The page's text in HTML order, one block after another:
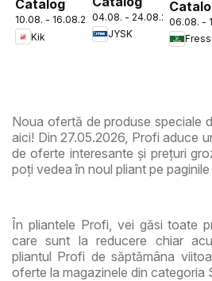
Catalog
10.08. - 16.08.2026
Kik
04.08. - 24.08.2026
JYSK
06.08. -
Noua ofertă de produse speciale
aici! Din 27.05.2026, Profi aduce
de oferte interesante și prețuri
poți vedea în noul pliant pe paginile
În pliantele Profi, vei găsi toate
care sunt la reducere chiar
pliantul Profi de săptămâna
oferte la magazinele din categoria